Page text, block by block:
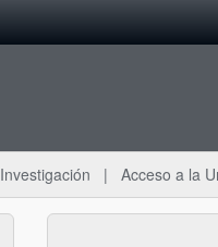
Investigación Acceso a la